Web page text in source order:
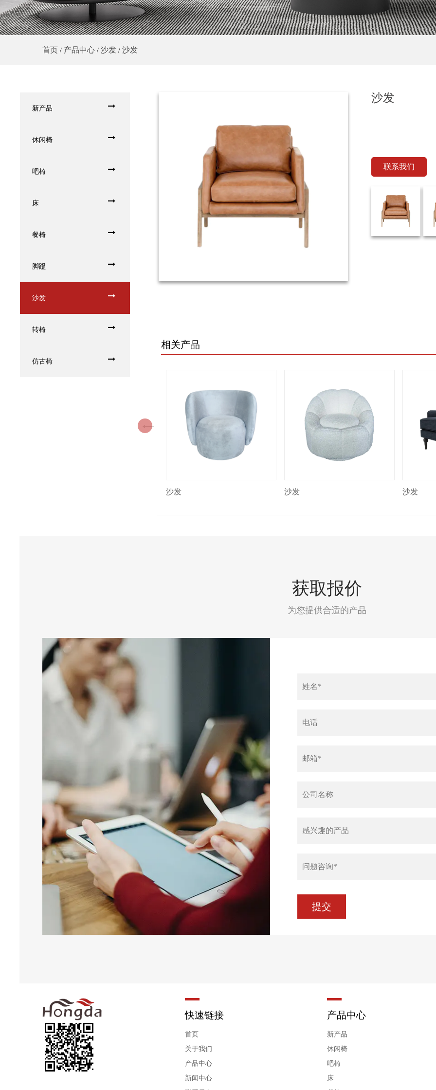
首页 / 产品中心 / 沙发 / 沙发
新产品
休闲椅
吧椅
床
餐椅
脚蹬
沙发
转椅
仿古椅
沙发
联系我们
相关产品
Previous
沙发 沙发 沙发
获取报价
为您提供合适的产品
快速链接
首页
关于我们
产品中心
新闻中心
产品中心
新产品
休闲椅
吧椅
床